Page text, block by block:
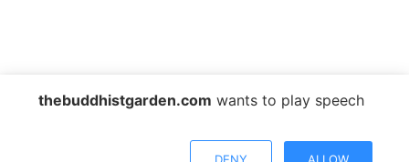
Copyright © 2026 Wutai Shan Buddhist Garden
thebuddhistgarden.com wants to play speech
DENY ALLOW